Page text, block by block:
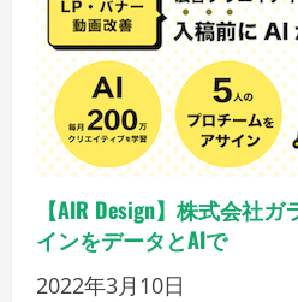
【AIR Design】株式会社
インをデータとAIで
2022年3月10日